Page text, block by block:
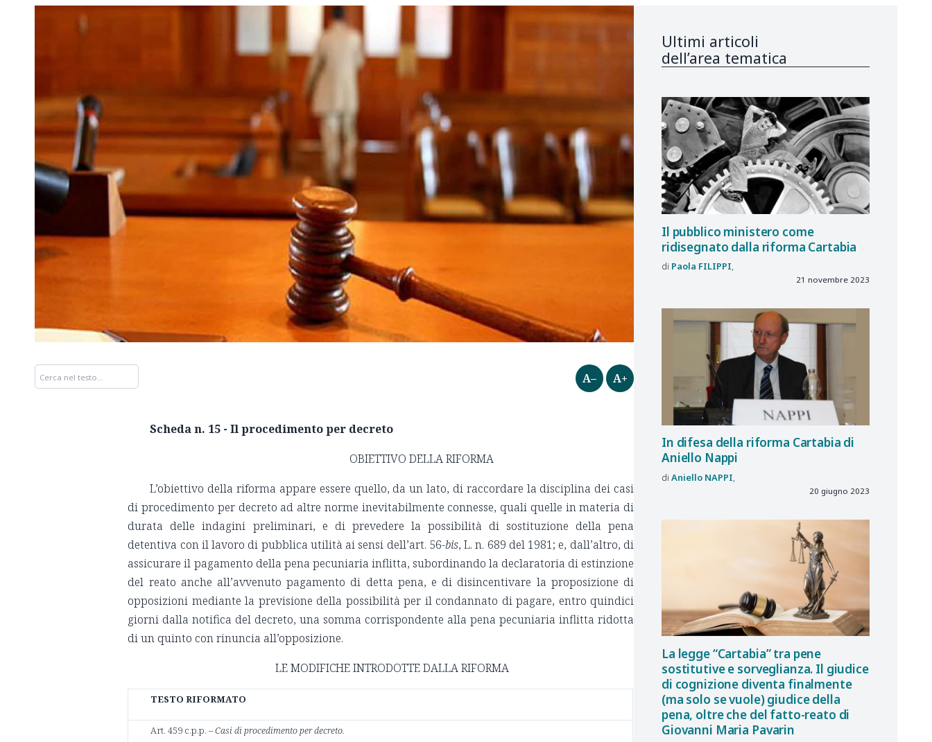
A– A+
Scheda n. 15 - Il procedimento per decreto
OBIETTIVO DELLA RIFORMA
L’obiettivo della riforma appare essere quello, da un lato, di raccordare la disciplina dei casi
di procedimento per decreto ad altre norme inevitabilmente connesse, quali quelle in materia di
durata delle indagini preliminari, e di prevedere la possibilità di sostituzione della pena
detentiva con il lavoro di pubblica utilità ai sensi dell’art. 56-bis, L. n. 689 del 1981; e, dall’altro, di
assicurare il pagamento della pena pecuniaria inflitta, subordinando la declaratoria di estinzione
del reato anche all’avvenuto pagamento di detta pena, e di disincentivare la proposizione di
opposizioni mediante la previsione della possibilità per il condannato di pagare, entro quindici
giorni dalla notifica del decreto, una somma corrispondente alla pena pecuniaria inflitta ridotta
di un quinto con rinuncia all’opposizione.
LE MODIFICHE INTRODOTTE DALLA RIFORMA
TESTO RIFORMATO
Art. 459 c.p.p. –Casi di procedimento per decreto.
Ultimi articoli
dell’area tematica
Il pubblico ministero come
ridisegnato dalla riforma Cartabia
Paola FILIPPI
21 novembre 2023
In difesa della riforma Cartabia di
Aniello Nappi
Aniello NAPPI
20 giugno 2023
La legge “Cartabia” tra pene
sostitutive e sorveglianza. Il giudice
di cognizione diventa finalmente
(ma solo se vuole) giudice della
pena, oltre che del fatto-reato di
Giovanni Maria Pavarin